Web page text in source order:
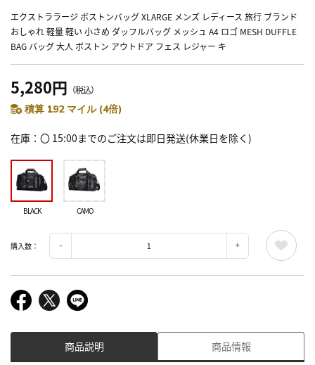
エクストララージ ボストンバッグ XLARGE メンズ レディース 旅行 ブランド
おしゃれ 軽量 軽い 小さめ ダッフルバッグ メッシュ A4 ロゴ MESH DUFFLE
BAG バッグ 大人 ボストン アウトドア フェス レジャー キ
5,280円 （税込）
積算 192 マイル (4倍)
在庫 〇 15:00までのご注文は即日発送(休業日を除く)
BLACK CAMO
購入数：
商品説明 商品情報